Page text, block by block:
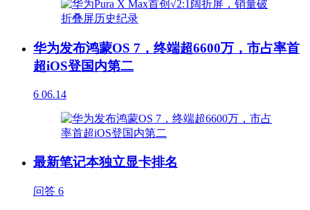
华为发布鸿蒙OS 7，终端超6600万，市占率首
超iOS登国内第二
6 06.14
最新笔记本独立显卡排名
问答 6